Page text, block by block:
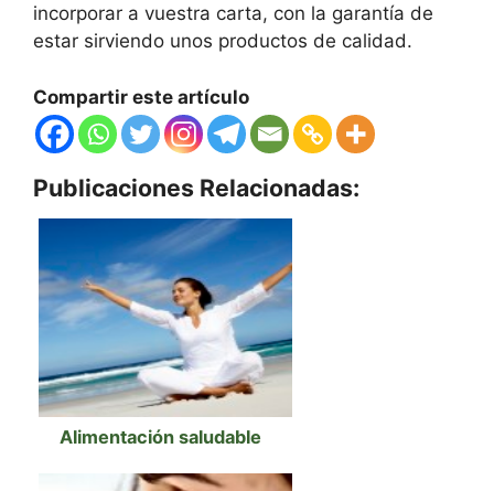
incorporar a vuestra carta, con la garantía de
estar sirviendo unos productos de calidad.
Compartir este artículo
Publicaciones Relacionadas:
Alimentación saludable